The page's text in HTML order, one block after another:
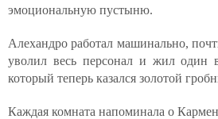
эмоциональную пустыню.
Алехандро работал машинально,
уволил весь персонал и жил один
который теперь казался золотой
Каждая комната напоминала о